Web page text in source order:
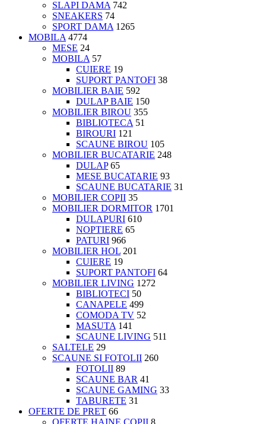
SLAPI DAMA 742
SNEAKERS 74
SPORT DAMA 1265
MOBILA 4774
MESE 24
MOBILA 57
CUIERE 19
SUPORT PANTOFI 38
MOBILIER BAIE 592
DULAP BAIE 150
MOBILIER BIROU 355
BIBLIOTECA 51
BIROURI 121
SCAUNE BIROU 105
MOBILIER BUCATARIE 248
DULAP 65
MESE BUCATARIE 93
SCAUNE BUCATARIE 31
MOBILIER COPII 35
MOBILIER DORMITOR 1701
DULAPURI 610
NOPTIERE 65
PATURI 966
MOBILIER HOL 201
CUIERE 19
SUPORT PANTOFI 64
MOBILIER LIVING 1272
BIBLIOTECI 50
CANAPELE 499
COMODA TV 52
MASUTA 141
SCAUNE LIVING 511
SALTELE 29
SCAUNE SI FOTOLII 260
FOTOLII 89
SCAUNE BAR 41
SCAUNE GAMING 33
TABURETE 31
OFERTE DE PRET 66
OFERTE HAINE COPII 8